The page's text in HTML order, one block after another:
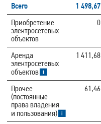
Всего
1 498,67
Приобретение
электросетевых
объектов
0
Аренда
электросетевых
объектов
1 411,68
Прочее
(постоянные
права владения
и пользования)
61,46